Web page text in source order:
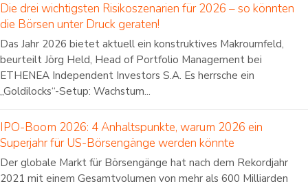
Die drei wichtigsten Risikoszenarien für 2026 – so könnten
die Börsen unter Druck geraten!
Das Jahr 2026 bietet aktuell ein konstruktives Makroumfeld,
beurteilt Jörg Held, Head of Portfolio Management bei
ETHENEA Independent Investors S.A. Es herrsche ein
„Goldilocks“-Setup: Wachstum...
IPO-Boom 2026: 4 Anhaltspunkte, warum 2026 ein
Superjahr für US-Börsengänge werden könnte
Der globale Markt für Börsengänge hat nach dem Rekordjahr
2021 mit einem Gesamtvolumen von mehr als 600 Milliarden